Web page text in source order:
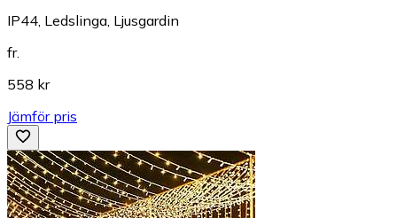
IP44, Ledslinga, Ljusgardin
fr.
558 kr
Jämför pris